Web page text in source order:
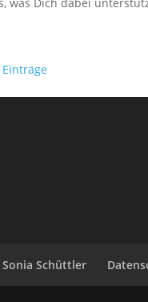
Sonia Schüttler